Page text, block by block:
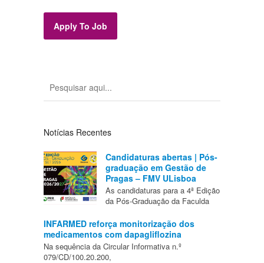
Apply To Job
Notícias Recentes
Candidaturas abertas | Pós-
graduação em Gestão de
Pragas – FMV ULisboa
As candidaturas para a 4ª Edição
da Pós-Graduação da Faculda
INFARMED reforça monitorização dos
medicamentos com dapagliflozina
Na sequência da Circular Informativa n.º
079/CD/100.20.200,